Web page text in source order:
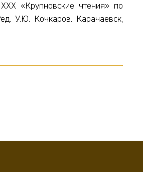
«Крупновские чтения» по
У.Ю. Кочкаров. Карачаевск,